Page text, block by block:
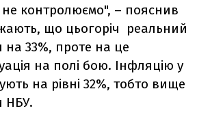
не контролюємо", – пояснив
що цьогоріч реальний
33%, проте на це
на полі бою. Інфляцію у
на рівні 32%, тобто вище
НБУ.